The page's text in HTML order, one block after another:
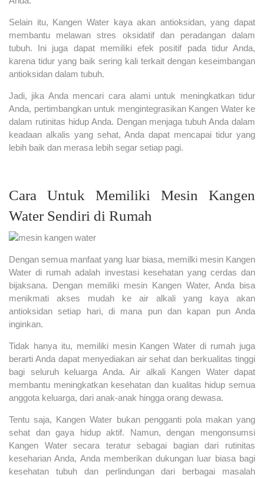
Selain itu, Kangen Water kaya akan antioksidan, yang dapat
membantu melawan stres oksidatif dan peradangan dalam
tubuh. Ini juga dapat memiliki efek positif pada tidur Anda,
karena tidur yang baik sering kali terkait dengan keseimbangan
antioksidan dalam tubuh.
Jadi, jika Anda mencari cara alami untuk meningkatkan tidur
Anda, pertimbangkan untuk mengintegrasikan Kangen Water ke
dalam rutinitas hidup Anda. Dengan menjaga tubuh Anda dalam
keadaan alkalis yang sehat, Anda dapat mencapai tidur yang
lebih baik dan merasa lebih segar setiap pagi.
Cara Untuk Memiliki Mesin Kangen
Water Sendiri di Rumah
Dengan semua manfaat yang luar biasa, memilki mesin Kangen
Water di rumah adalah investasi kesehatan yang cerdas dan
bijaksana. Dengan memiliki mesin Kangen Water, Anda bisa
menikmati akses mudah ke air alkali yang kaya akan
antioksidan setiap hari, di mana pun dan kapan pun Anda
inginkan.
Tidak hanya itu, memiliki mesin Kangen Water di rumah juga
berarti Anda dapat menyediakan air sehat dan berkualitas tinggi
bagi seluruh keluarga Anda. Air alkali Kangen Water dapat
membantu meningkatkan kesehatan dan kualitas hidup semua
anggota keluarga, dari anak-anak hingga orang dewasa.
Tentu saja, Kangen Water bukan pengganti pola makan yang
sehat dan gaya hidup aktif. Namun, dengan mengonsumsi
Kangen Water secara teratur sebagai bagian dari rutinitas
keseharian Anda, Anda memberikan dukungan luar biasa bagi
kesehatan tubuh dan perlindungan dari berbagai masalah